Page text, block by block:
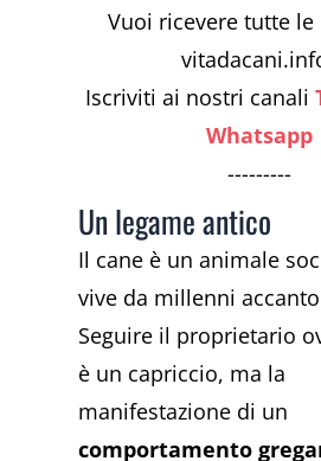
Vuoi ricevere tutte le
Iscriviti ai nostri canali
Whatsapp
---------
Un legame antico
Il cane è un animale
vive da millenni
Seguire il proprietario
è un capriccio, ma la
manifestazione di un
comportamento